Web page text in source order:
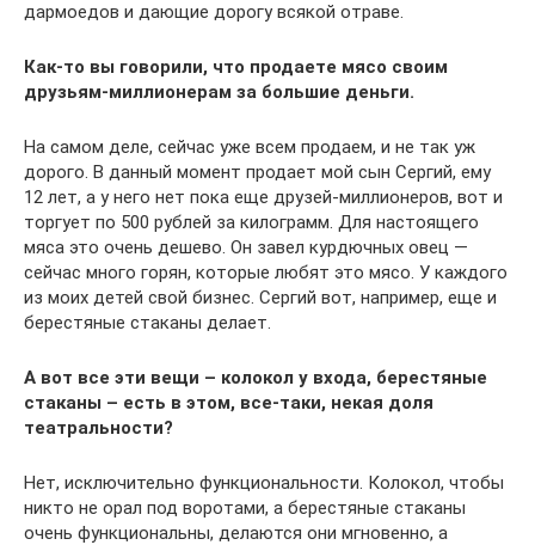
дармоедов и дающие дорогу всякой отраве.
Как-то вы говорили, что продаете мясо своим
друзьям-миллионерам за большие деньги.
На самом деле, сейчас уже всем продаем, и не так уж
дорого. В данный момент продает мой сын Сергий, ему
12 лет, а у него нет пока еще друзей-миллионеров, вот и
торгует по 500 рублей за килограмм. Для настоящего
мяса это очень дешево. Он завел курдючных овец —
сейчас много горян, которые любят это мясо. У каждого
из моих детей свой бизнес. Сергий вот, например, еще и
берестяные стаканы делает.
А вот все эти вещи – колокол у входа, берестяные
стаканы – есть в этом, все-таки, некая доля
театральности?
Нет, исключительно функциональности. Колокол, чтобы
никто не орал под воротами, а берестяные стаканы
очень функциональны, делаются они мгновенно, а